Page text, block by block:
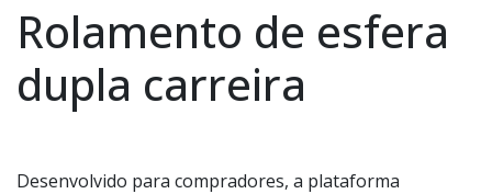
Rolamento de esfera
dupla carreira
Desenvolvido para compradores, a plataforma